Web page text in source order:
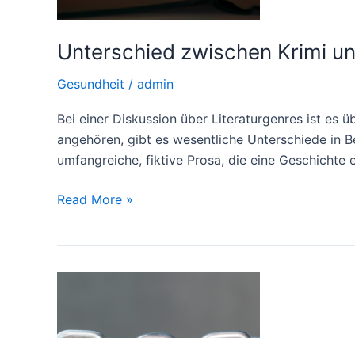
Unterschied zwischen Krimi
Gesundheit / admin
Bei einer Diskussion über Literaturgenres ist es
angehören, gibt es wesentliche Unterschiede in
umfangreiche, fiktive Prosa, die eine Geschichte
Unterschied
Read More »